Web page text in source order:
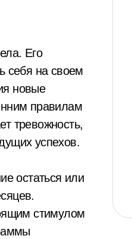
Его
себя на своем
новые
правилам
тревожность,
успехов.
остаться или
стимулом